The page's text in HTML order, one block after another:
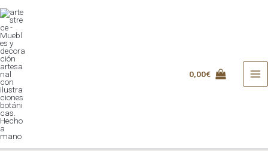
Ir
contenido
0,00€